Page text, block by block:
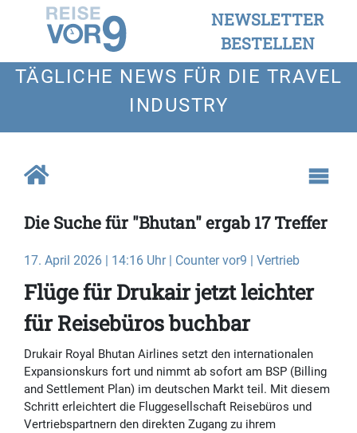
NEWSLETTER
BESTELLEN
TÄGLICHE NEWS FÜR DIE TRAVEL
INDUSTRY
Die Suche für "Bhutan" ergab 17 Treffer
17. April 2026 | 14:16 Uhr | Counter vor9 | Vertrieb
Flüge für Drukair jetzt leichter
für Reisebüros buchbar
Drukair Royal Bhutan Airlines setzt den internationalen
Expansionskurs fort und nimmt ab sofort am BSP (Billing
and Settlement Plan) im deutschen Markt teil. Mit diesem
Schritt erleichtert die Fluggesellschaft Reisebüros und
Vertriebspartnern den direkten Zugang zu ihrem